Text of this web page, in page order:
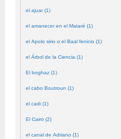
el ajuar (1)
el amanecer en el Mataré (1)
el Apolo sirio o el Baal fenicio (1)
el Árbol de la Ciencia (1)
El boghaz (1)
el cabo Boutroun (1)
el cadi (1)
El Cairo (2)
el canal de Adriano (1)